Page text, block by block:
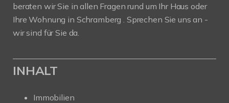
beraten wir Sie in allen Fragen rund um Ihr Haus oder
Ihre Wohnung in Schramberg . Sprechen Sie uns an -
wir sind für Sie da.
INHALT
Immobilien